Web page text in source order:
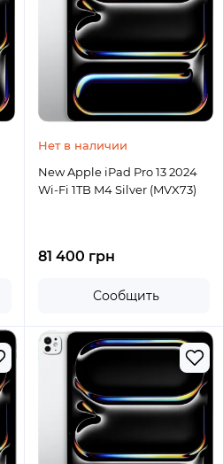
Нет в наличии
New Apple iPad Pro 13 2024
Wi-Fi 1TB M4 Silver (MVX73)
81 400 грн
Сообщить